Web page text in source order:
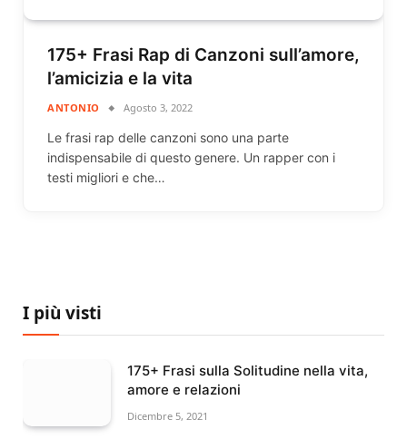
175+ Frasi Rap di Canzoni sull’amore,
l’amicizia e la vita
ANTONIO Agosto 3, 2022
Le frasi rap delle canzoni sono una parte
indispensabile di questo genere. Un rapper con i
testi migliori e che…
I più visti
175+ Frasi sulla Solitudine nella vita,
amore e relazioni
Dicembre 5, 2021